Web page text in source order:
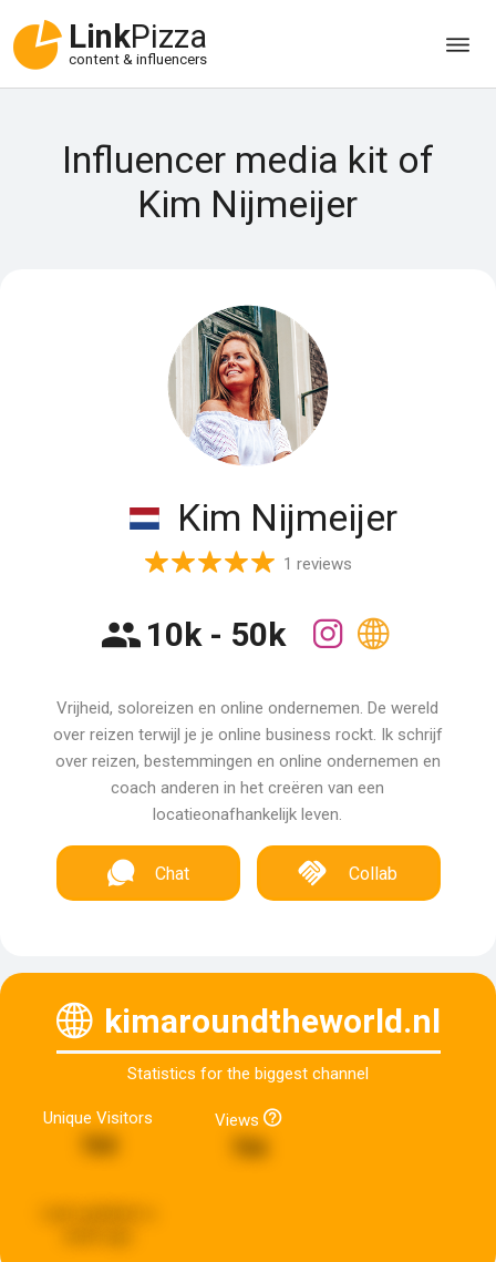
LinkPizza
content & influencers
Influencer media kit of
Kim Nijmeijer
Kim Nijmeijer
1 reviews
10k - 50k
Vrijheid, soloreizen en online ondernemen. De wereld
over reizen terwijl je je online business rockt. Ik schrijf
over reizen, bestemmingen en online ondernemen en
coach anderen in het creëren van een
locatieonafhankelijk leven.
Chat Collab
kimaroundtheworld.nl
Statistics for the biggest channel
Unique Visitors Views
766